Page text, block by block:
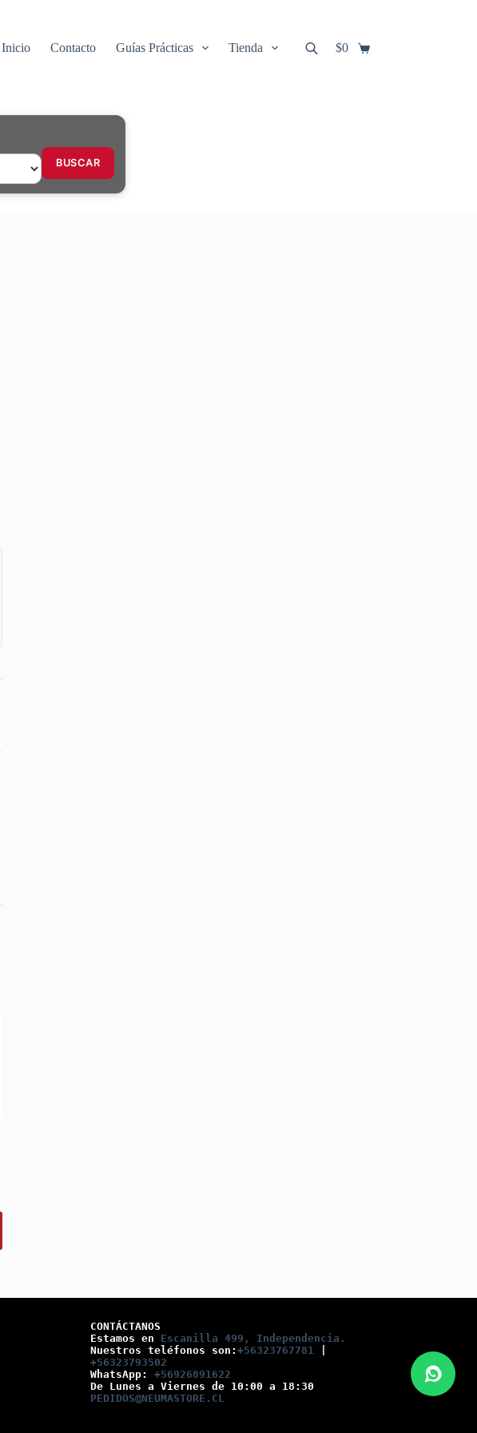
Inicio Contacto Guías Prácticas Tienda
Carro
$0
BUSCAR
CONTÁCTANOS
Estamos en Escanilla 499, Independencia.
Nuestros teléfonos son: +56323767781
+56323793502
WhatsApp: +56926891622
De Lunes a Viernes de 10:00 a 18:30
PEDIDOS@NEUMASTORE.CL